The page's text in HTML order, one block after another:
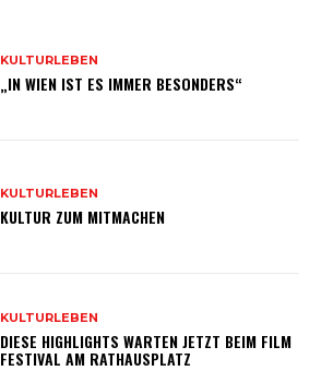
KULTURLEBEN
„IN WIEN IST ES IMMER BESONDERS“
KULTURLEBEN
KULTUR ZUM MITMACHEN
KULTURLEBEN
DIESE HIGHLIGHTS WARTEN JETZT BEIM FILM
FESTIVAL AM RATHAUSPLATZ